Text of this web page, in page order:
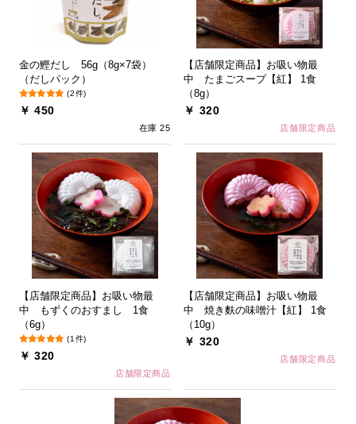
金の鰹だし 56g（8g×7袋）
（だしパック）
(2件)
￥ 450
在庫 25
【店舗限定商品】お吸い物最
中 たまごスープ【紅】 1食
（8g）
￥ 320
店舗限定商品
【店舗限定商品】お吸い物最
中 もずくのおすまし 1食
（6g）
(1件)
￥ 320
店舗限定商品
【店舗限定商品】お吸い物最
中 焼き麩の味噌汁【紅】 1食
（10g）
￥ 320
店舗限定商品